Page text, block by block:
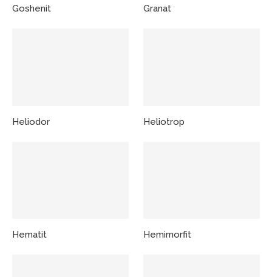
Goshenit Granat
Heliodor Heliotrop
Hematit Hemimorfit